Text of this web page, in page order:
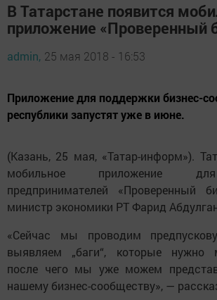
В Татарстане появится
приложение «Проверенный
admin, 25 мая 2018 - 16:53
Приложение для поддержки бизнес-
республики запустят уже в июне.
(Казань, 25 мая, «Татар-информ»).
мобильное приложение
предпринимателей «Проверенный
министр экономики РТ Фарид
«Сейчас мы проводим
выявляем „баги“, которые нужно
после чего мы уже можем
нашему бизнес-сообществу», —